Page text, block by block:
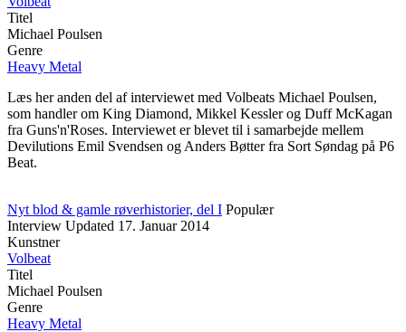
Titel
Michael Poulsen
Genre
Heavy Metal
Læs her anden del af interviewet med Volbeats Michael Poulsen,
som handler om King Diamond, Mikkel Kessler og Duff McKagan
fra Guns'n'Roses. Interviewet er blevet til i samarbejde mellem
Devilutions Emil Svendsen og Anders Bøtter fra Sort Søndag på P6
Beat.
Nyt blod & gamle røverhistorier, del I Populær
Interview Updated 17. Januar 2014
Kunstner
Volbeat
Titel
Michael Poulsen
Genre
Heavy Metal